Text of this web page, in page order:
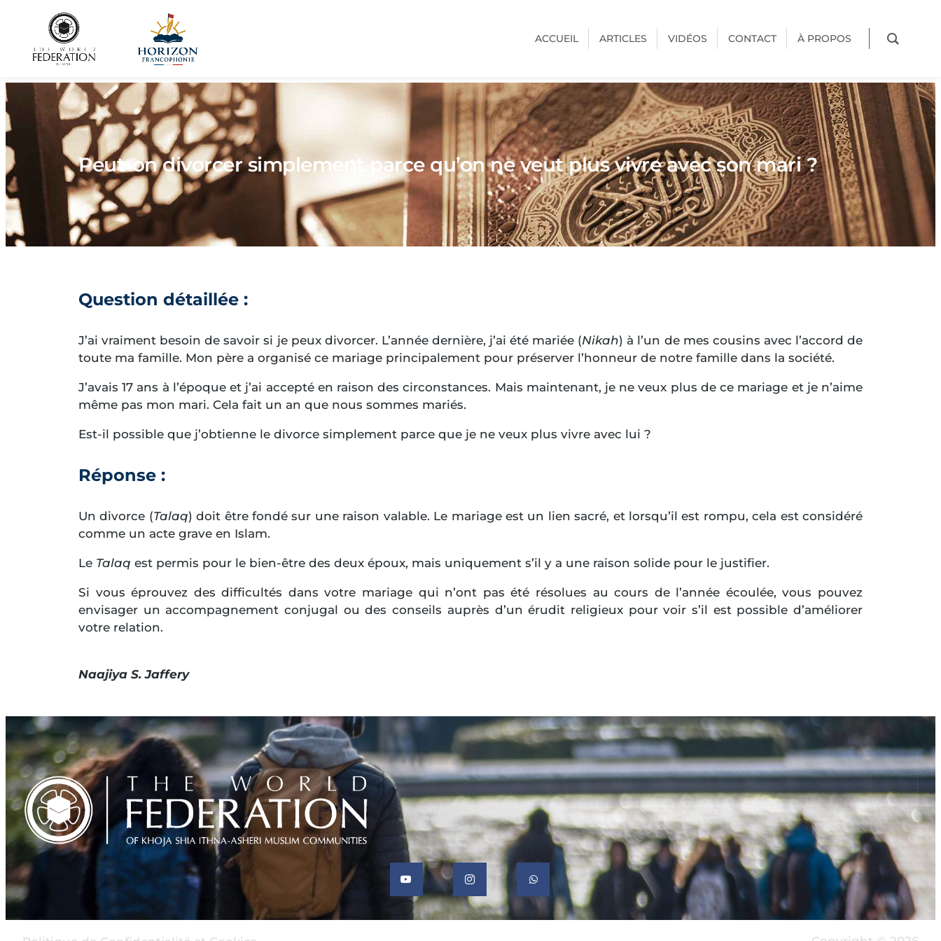
ACCUEIL ARTICLES VIDÉOS CONTACT À PROPOS
Peut-on divorcer simplement parce qu’on ne veut plus vivre avec son mari ?
Question détaillée :
J’ai vraiment besoin de savoir si je peux divorcer. L’année dernière, j’ai été mariée (Nikah) à l’un de mes cousins avec l’accord de
toute ma famille. Mon père a organisé ce mariage principalement pour préserver l’honneur de notre famille dans la société.
J’avais 17 ans à l’époque et j’ai accepté en raison des circonstances. Mais maintenant, je ne veux plus de ce mariage et je n’aime
même pas mon mari. Cela fait un an que nous sommes mariés.
Est-il possible que j’obtienne le divorce simplement parce que je ne veux plus vivre avec lui ?
Réponse :
Un divorce (Talaq) doit être fondé sur une raison valable. Le mariage est un lien sacré, et lorsqu’il est rompu, cela est considéré
comme un acte grave en Islam.
Le Talaq est permis pour le bien-être des deux époux, mais uniquement s’il y a une raison solide pour le justifier.
Si vous éprouvez des difficultés dans votre mariage qui n’ont pas été résolues au cours de l’année écoulée, vous pouvez
envisager un accompagnement conjugal ou des conseils auprès d’un érudit religieux pour voir s’il est possible d’améliorer
votre relation.
Naajiya S. Jaffery